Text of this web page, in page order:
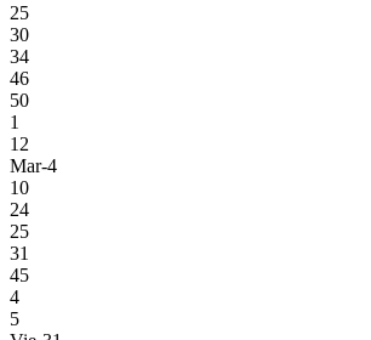
25
30
34
46
50
1
12
Mar-4
10
24
25
31
45
4
5